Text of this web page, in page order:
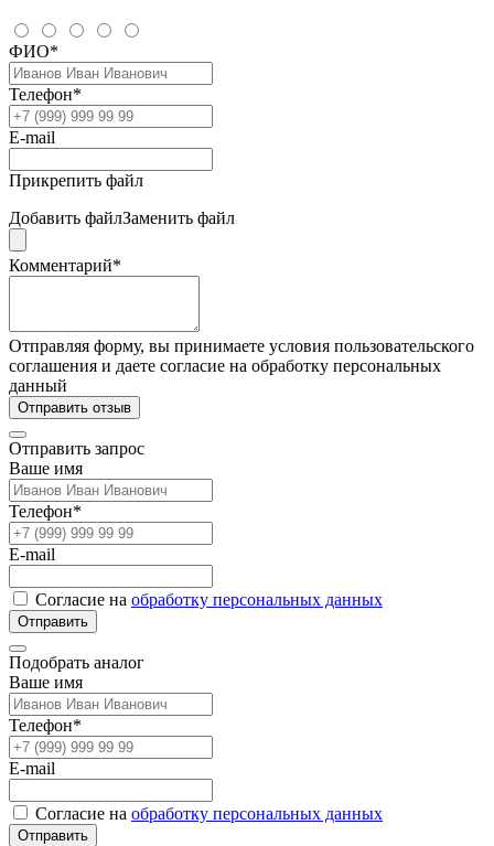
ФИО*
Телефон*
E-mail
Прикрепить файл
Добавить файлЗаменить файл
Комментарий*
Отправляя форму, вы принимаете условия пользовательского
соглашения и даете согласие на обработку персональных
данный
Отправить отзыв
Отправить запрос
Ваше имя
Телефон*
E-mail
Согласие на обработку персональных данных
Отправить
Подобрать аналог
Ваше имя
Телефон*
E-mail
Согласие на обработку персональных данных
Отправить